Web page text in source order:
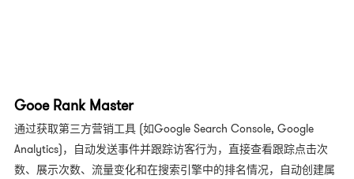
Gooe Rank Master
通过获取第三方营销工具 (如Google Search Console, Google
Analytics)，自动发送事件并跟踪访客行为，直接查看跟踪点击次
数、展示次数、流量变化和在搜索引擎中的排名情况，自动创建属